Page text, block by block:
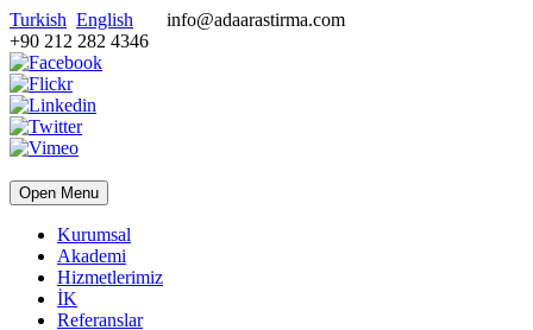
Turkish English
info@adaarastirma.com
+90 212 282 4346
Open Menu
Kurumsal
Akademi
Hizmetlerimiz
İK
Referanslar